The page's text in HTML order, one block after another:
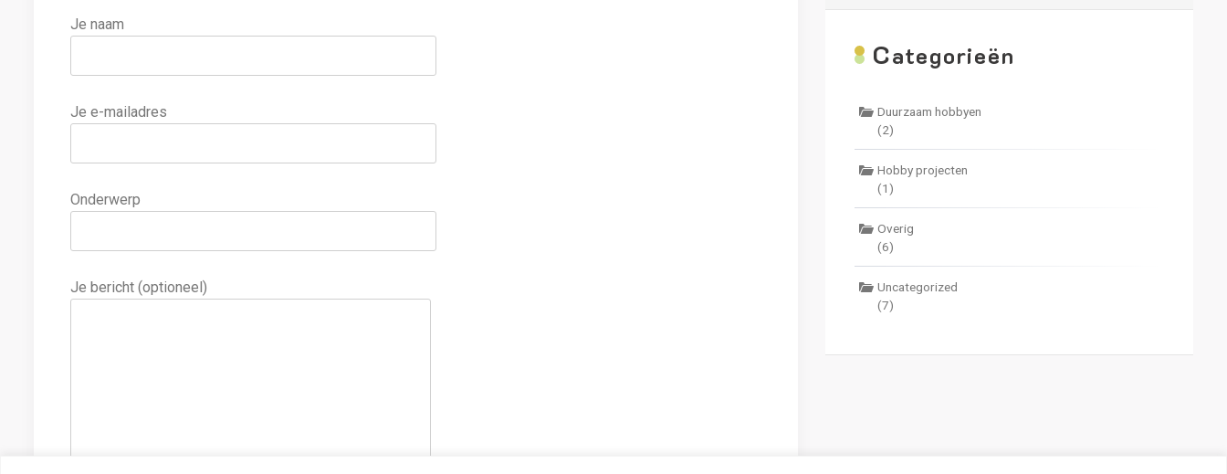
Je naam
Je e-mailadres
Onderwerp
Je bericht (optioneel)
Categorieën
Duurzaam hobbyen
(2)
Hobby projecten
(1)
Overig
(6)
Uncategorized
(7)